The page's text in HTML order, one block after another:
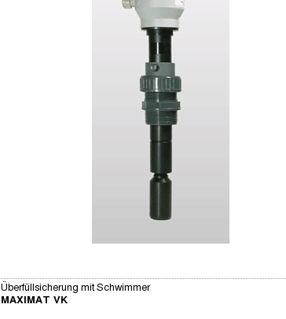
Überfüllsicherung mit Schwimmer
MAXIMAT VK